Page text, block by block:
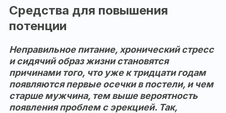
Средства для повышения
потенции
Неправильное питание, хронический стресс
и сидячий образ жизни становятся
причинами того, что уже к тридцати годам
появляются первые осечки в постели, и чем
старше мужчина, тем выше вероятность
появления проблем с эрекцией. Так,